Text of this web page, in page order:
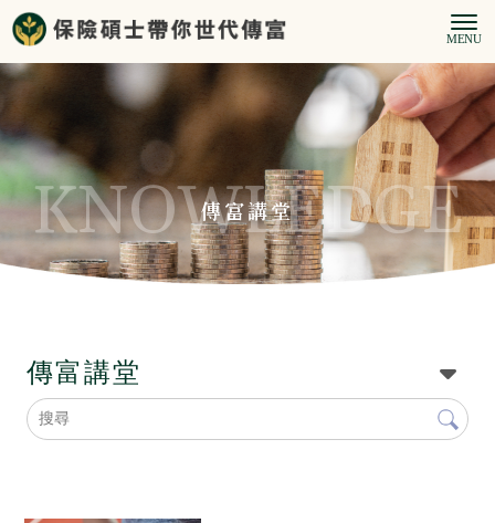
傳富講堂
傳富講堂